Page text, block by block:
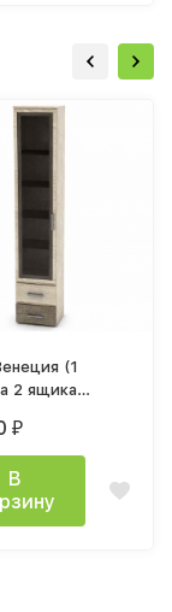
(1
2 ящика
дуб
светлый
₽
В